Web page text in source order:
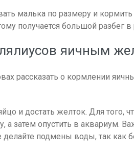
малька по размеру и
получается большой разбег в
яичным
рассказать о кормлении
и достать желток. Для того,
а затем опустить в аквариум.
подмены воды, так как